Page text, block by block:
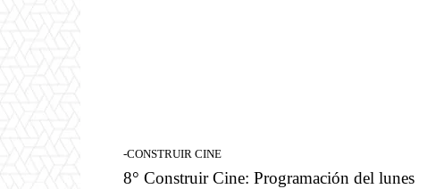
-CONSTRUIR CINE
8° Construir Cine: Programación del lunes